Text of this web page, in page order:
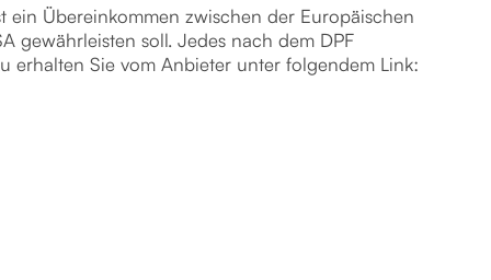
ein Übereinkommen zwischen der Europäischen
gewährleisten soll. Jedes nach dem DPF
erhalten Sie vom Anbieter unter folgendem Link: